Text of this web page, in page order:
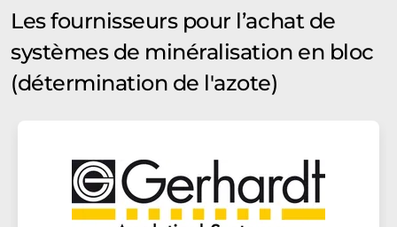
Les fournisseurs pour l’achat de
systèmes de minéralisation en bloc
(détermination de l'azote)